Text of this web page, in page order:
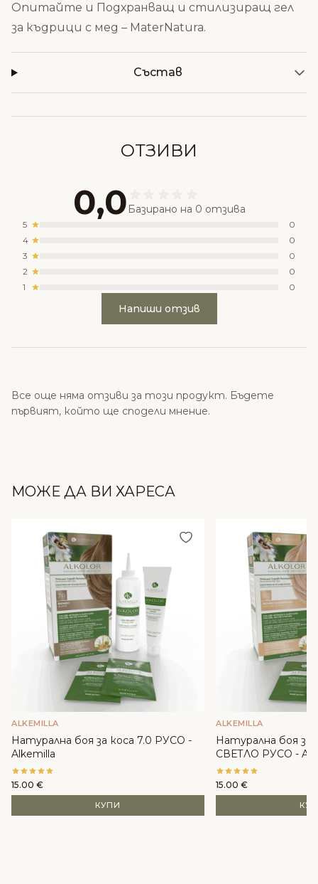
Опитайте и Подхранващ и стилизиращ гел
за къдрици с мед – MaterNatura.
Състав
ОТЗИВИ
0,0 Базирано на 0 отзива
5
0
4
0
3
0
2
0
1
0
Напиши отзив
Все още няма отзиви за този продукт. Бъдете
първият, който ще сподели мнение.
МОЖЕ ДА ВИ ХАРЕСА
Добави в любими
ALKEMILLA
Натурална боя за коса 7.0 РУСО -
Alkemilla
15.00 €
КУПИ
ALKEMILLA
Натурална боя
СВЕТЛО РУСО -
15.00 €